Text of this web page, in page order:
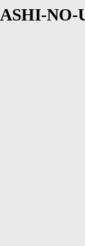
ASHI-NO-